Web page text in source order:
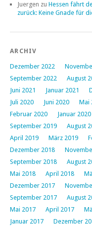
Juergen zu Hessen fährt
zurück: Keine Gnade für
ARCHIV
Dezember 2022
September 2022
August
Juni 2021
Januar 2021
Juli 2020
Juni 2020 Mai
Februar 2020
Januar 2020
September 2019
August
April 2019
März 2019
Dezember 2018
September 2018
August
Mai 2018
April 2018
Dezember 2017
September 2017
August
Mai 2017
April 2017
Januar 2017
Dezember